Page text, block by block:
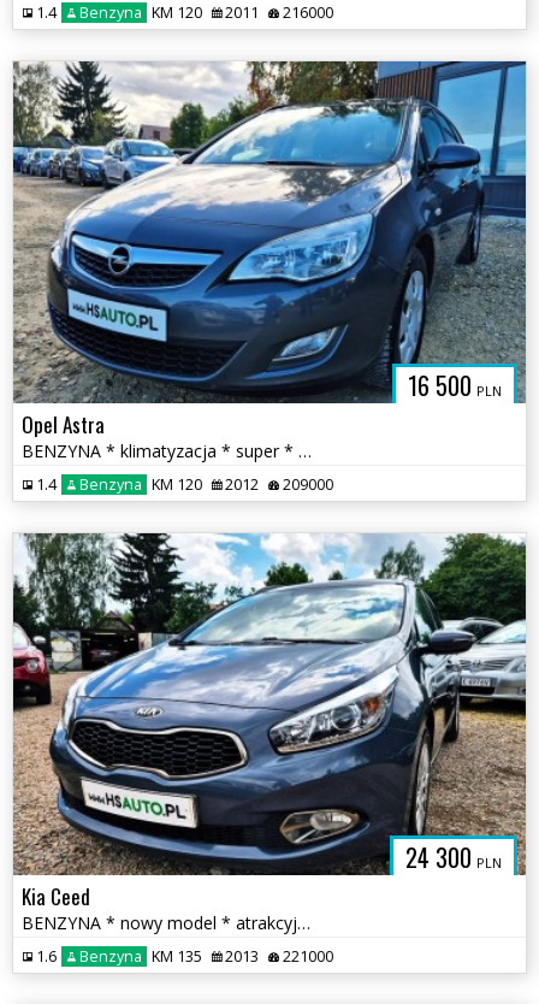
1.4 Benzyna KM 120 2011 216000
16 500 PLN
Opel Astra
BENZYNA * klimatyzacja * super * okazja * POLECAMY
1.4 Benzyna KM 120 2012 209000
24 300 PLN
Kia Ceed
BENZYNA * nowy model * atrakcyjny wygląd * SUPER * stan * OKAZJA
1.6 Benzyna KM 135 2013 221000